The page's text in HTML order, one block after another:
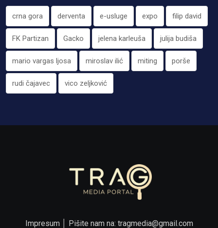
crna gora derventa e-usluge expo filip david
FK Partizan Gacko jelena karleuša julija budiša
mario vargas ljosa miroslav ilić miting porše
rudi čajavec vico zeljković
Impresum│ Pišite nam na: tragmedia@gmail.com